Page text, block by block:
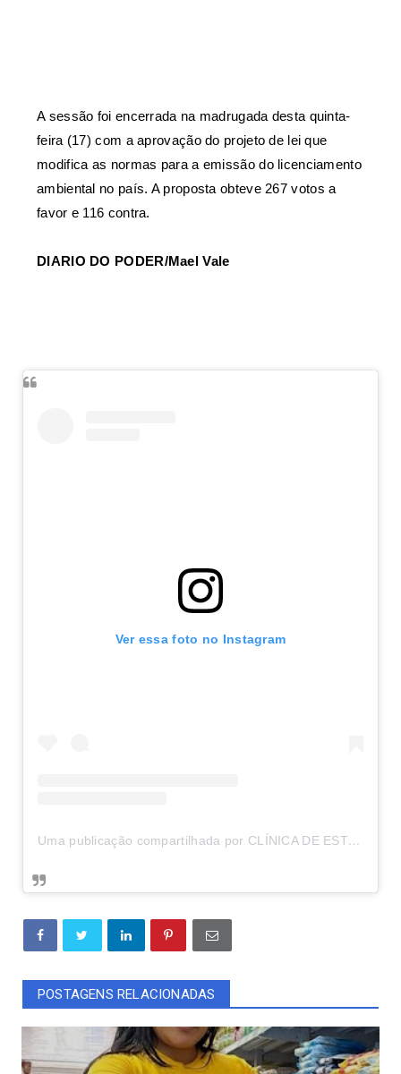
A sessão foi encerrada na madrugada desta quinta-
feira (17) com a aprovação do projeto de lei que
modifica as normas para a emissão do licenciamento
ambiental no país. A proposta obteve 267 votos a
favor e 116 contra.
DIARIO DO PODER/Mael Vale
Ver essa foto no Instagram
Uma publicação compartilhada por CLÍNICA DE ESTÉTICA EM BRASÍLIA (@belaesteticaavancadaa)
POSTAGENS RELACIONADAS